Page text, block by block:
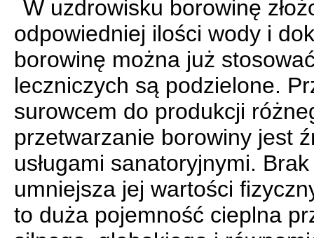
W uzdrowisku borowinę
odpowiedniej ilości wody i
borowinę można już
leczniczych są podzielone.
surowcem do produkcji
przetwarzanie borowiny jest
usługami sanatoryjnymi.
umniejsza jej wartości
to duża pojemność cieplna